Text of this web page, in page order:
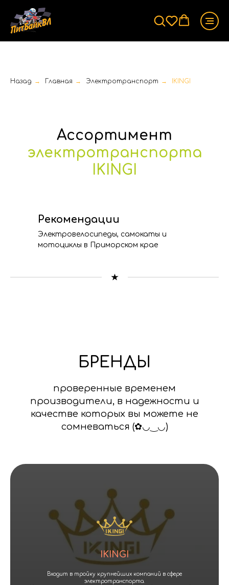
Назад → Главная → Электротранспорт → IKINGI
Ассортимент
электротранспорта
IKINGI
Электровелосипеды, самокаты и
мотоциклы в Приморском крае
Рекомендации
БРЕНДЫ
проверенные временем
производители, в надежности и
качестве которых вы можете не
сомневаться (✿◡‿◡)
IKINGI
Входит в тройку крупнейших компаний в сфере
электротранспорта.